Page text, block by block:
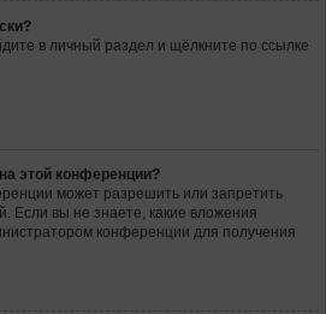
в личный раздел и щёлкните по ссылке
этой конференции?
может разрешить или запретить
Если вы не знаете, какие вложения
конференции для получения